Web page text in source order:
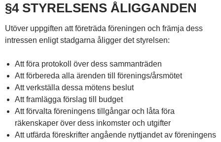
§4 STYRELSENS ÅLIGGANDEN
Utöver uppgiften att företräda föreningen och främja dess
intressen enligt stadgarna åligger det styrelsen:
Att föra protokoll över dess sammanträden
Att förbereda alla ärenden till förenings/årsmötet
Att verkställa dessa mötens beslut
Att framlägga förslag till budget
Att förvalta föreningens tillgångar och låta föra
räkenskaper över dess inkomster och utgifter
Att utfärda föreskrifter angående nyttjandet av föreningens